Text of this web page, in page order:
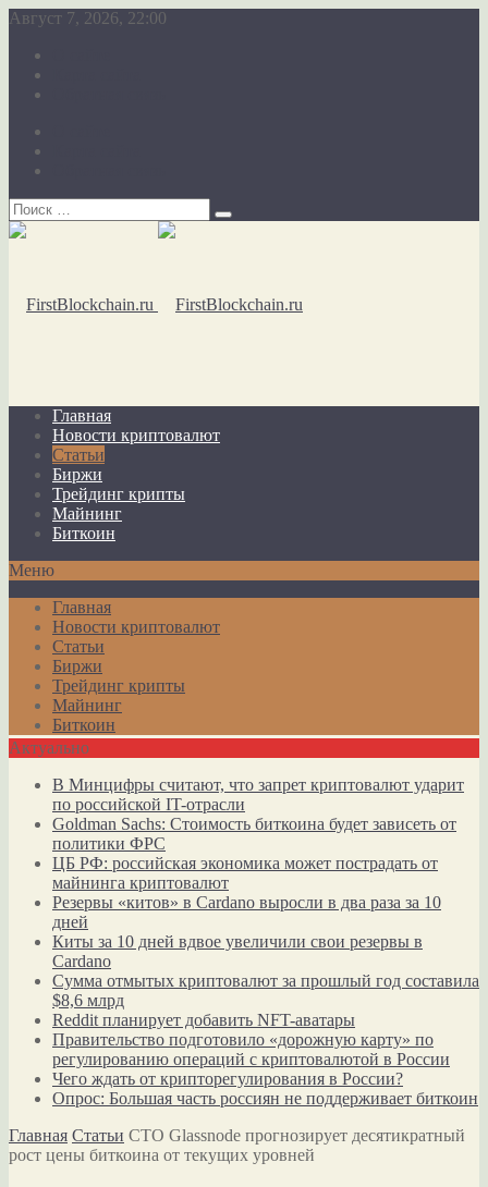
Август 7, 2026, 22:00
Главная
Новости криптовалют
Статьи
Биржи
Трейдинг крипты
Майнинг
Биткоин
Меню
Главная
Новости криптовалют
Статьи
Биржи
Трейдинг крипты
Майнинг
Биткоин
Актуально
В Минцифры считают, что запрет криптовалют ударит
по российской IT-отрасли
Goldman Sachs: Стоимость биткоина будет зависеть от
политики ФРС
ЦБ РФ: российская экономика может пострадать от
майнинга криптовалют
Резервы «китов» в Cardano выросли в два раза за 10
дней
Киты за 10 дней вдвое увеличили свои резервы в
Cardano
Сумма отмытых криптовалют за прошлый год составила
$8,6 млрд
Reddit планирует добавить NFT-аватары
Правительство подготовило «дорожную карту» по
регулированию операций с криптовалютой в России
Чего ждать от крипторегулирования в России?
Опрос: Большая часть россиян не поддерживает биткоин
Главная Статьи CTO Glassnode прогнозирует десятикратный
рост цены биткоина от текущих уровней